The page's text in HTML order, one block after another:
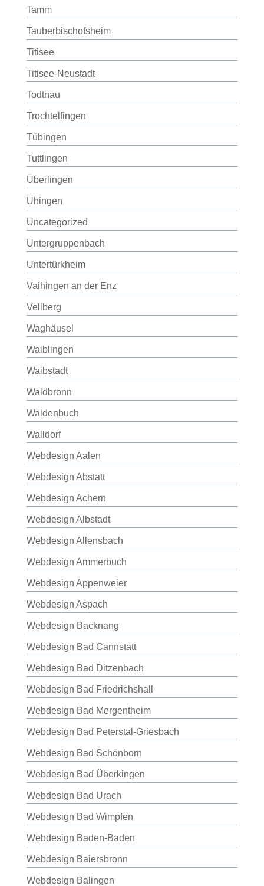
Tamm
Tauberbischofsheim
Titisee
Titisee-Neustadt
Todtnau
Trochtelfingen
Tübingen
Tuttlingen
Überlingen
Uhingen
Uncategorized
Untergruppenbach
Untertürkheim
Vaihingen an der Enz
Vellberg
Waghäusel
Waiblingen
Waibstadt
Waldbronn
Waldenbuch
Walldorf
Webdesign Aalen
Webdesign Abstatt
Webdesign Achern
Webdesign Albstadt
Webdesign Allensbach
Webdesign Ammerbuch
Webdesign Appenweier
Webdesign Aspach
Webdesign Backnang
Webdesign Bad Cannstatt
Webdesign Bad Ditzenbach
Webdesign Bad Friedrichshall
Webdesign Bad Mergentheim
Webdesign Bad Peterstal-Griesbach
Webdesign Bad Schönborn
Webdesign Bad Überkingen
Webdesign Bad Urach
Webdesign Bad Wimpfen
Webdesign Baden-Baden
Webdesign Baiersbronn
Webdesign Balingen